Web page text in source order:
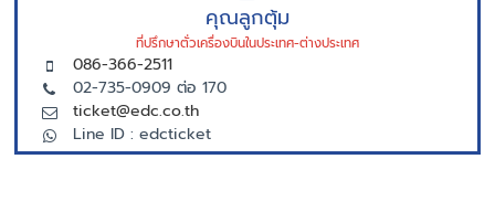
คุณลูกตุ้ม
ที่ปรึกษาตั่วเครื่องบินในประเทศ-ต่างประเทศ
086-366-2511
02-735-0909 ต่อ 170
ticket@edc.co.th
Line ID : edcticket